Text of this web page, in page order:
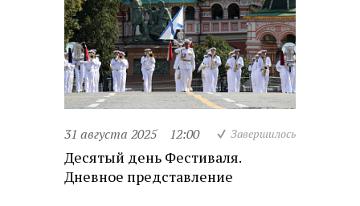
31 августа 2025 12:00 Завершилось
Десятый день Фестиваля.
Дневное представление